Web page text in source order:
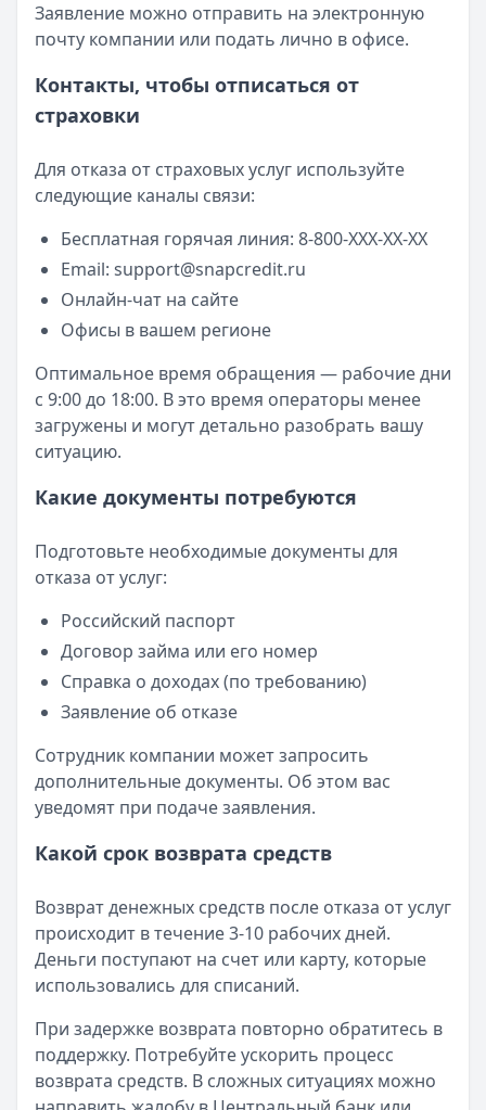
Заявление можно отправить на электронную
почту компании или подать лично в офисе.
Контакты, чтобы отписаться от
страховки
Для отказа от страховых услуг используйте
следующие каналы связи:
Бесплатная горячая линия: 8-800-XXX-XX-XX
Email: support@snapcredit.ru
Онлайн-чат на сайте
Офисы в вашем регионе
Оптимальное время обращения — рабочие дни
с 9:00 до 18:00. В это время операторы менее
загружены и могут детально разобрать вашу
ситуацию.
Какие документы потребуются
Подготовьте необходимые документы для
отказа от услуг:
Российский паспорт
Договор займа или его номер
Справка о доходах (по требованию)
Заявление об отказе
Сотрудник компании может запросить
дополнительные документы. Об этом вас
уведомят при подаче заявления.
Какой срок возврата средств
Возврат денежных средств после отказа от услуг
происходит в течение 3-10 рабочих дней.
Деньги поступают на счет или карту, которые
использовались для списаний.
При задержке возврата повторно обратитесь в
поддержку. Потребуйте ускорить процесс
возврата средств. В сложных ситуациях можно